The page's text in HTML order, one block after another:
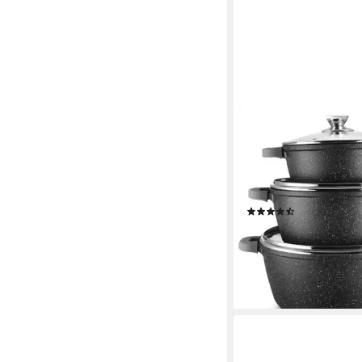
Kochtopf 6-tlg
Deckel ø36cm/
alle Herdarten,
Stahl, Glas, Marmor,
(2)
139,95 € 169,95 €
-18%
lieferbar - in 5-6